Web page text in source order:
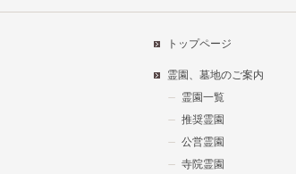
トップページ
霊園、墓地のご案内
霊園一覧
推奨霊園
公営霊園
寺院霊園